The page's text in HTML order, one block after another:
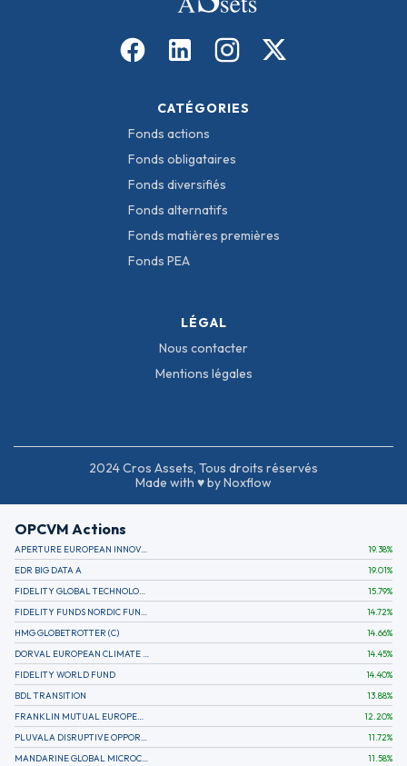
CATÉGORIES
Fonds actions
Fonds obligataires
Fonds diversifiés
Fonds alternatifs
Fonds matières premières
Fonds PEA
LÉGAL
Nous contacter
Mentions légales
2024 Cros Assets, Tous droits réservés
Made with ♥ by Noxflow
OPCVM Actions
APERTURE EUROPEAN INNOVATION 19.38%
EDR BIG DATA A
19.01%
FIDELITY GLOBAL TECHNOLOGY FUND A EUR
15.79%
FIDELITY FUNDS NORDIC FUND A
14.72%
HMG GLOBETROTTER (C)
14.66%
DORVAL EUROPEAN CLIMATE INITIATIVE R (C)
14.45%
FIDELITY WORLD FUND
14.40%
BDL TRANSITION
13.88%
FRANKLIN MUTUAL EUROPEAN FUND A EUR (C)
12.20%
PLUVALA DISRUPTIVE OPPORTUNITIES
11.72%
MANDARINE GLOBAL MICROCAP
11.58%